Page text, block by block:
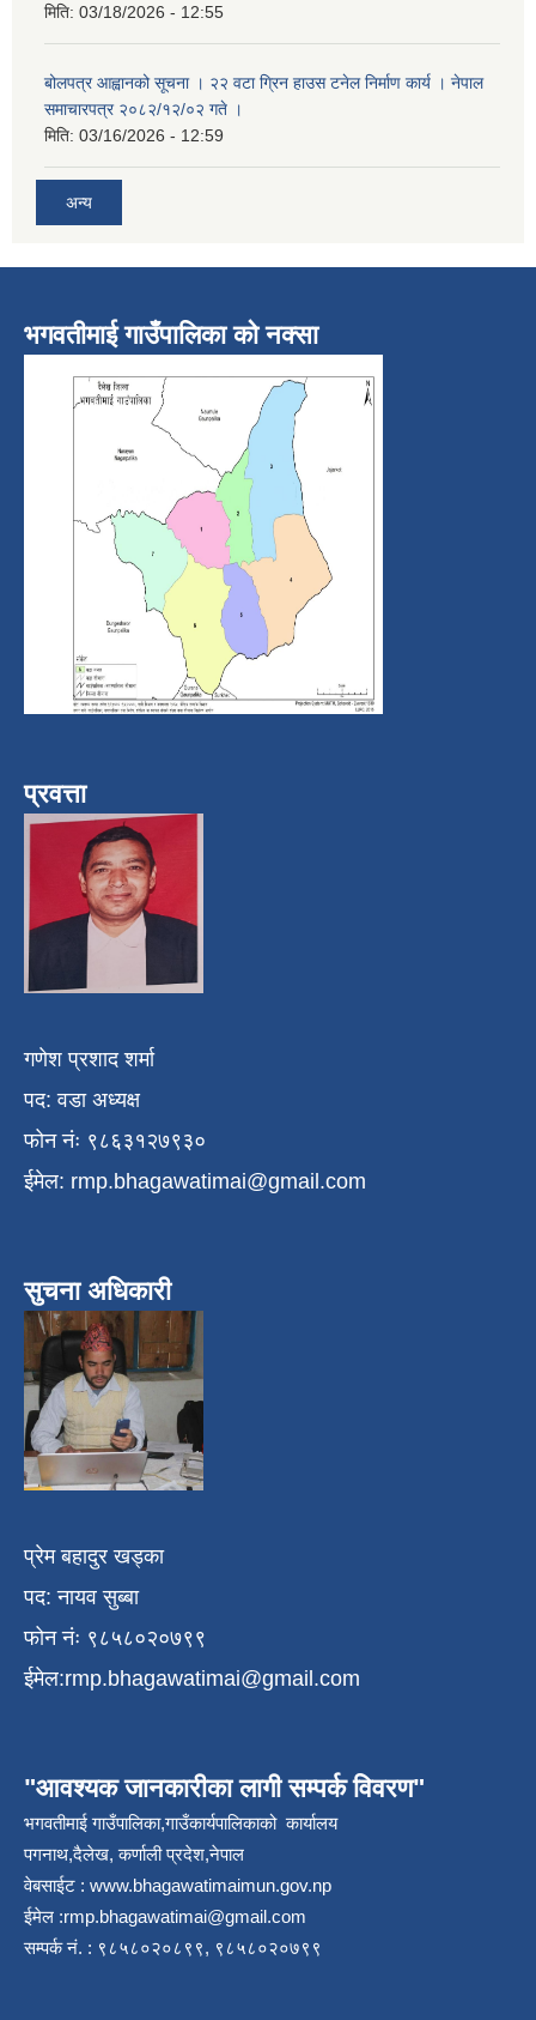
मिति: 03/18/2026 - 12:55
बोलपत्र आह्वानको सूचना । २२ वटा ग्रिन हाउस टनेल निर्माण कार्य । नेपाल
समाचारपत्र २०८२/१२/०२ गते ।
मिति: 03/16/2026 - 12:59
अन्य
भगवतीमाई गाउँपालिका को नक्सा
प्रवत्ता
गणेश प्रशाद शर्मा
पद: वडा अध्यक्ष
फोन नंः ९८६३१२७९३०
ईमेल: rmp.bhagawatimai@gmail.com
सुचना अधिकारी
प्रेम बहादुर खड्का
पद: नायव सुब्बा
फोन नंः ९८५८०२०७९९
ईमेल:rmp.bhagawatimai@gmail.com
"आवश्यक जानकारीका लागी सम्पर्क विवरण"
भगवतीमाई गाउँपालिका,गाउँकार्यपालिकाको कार्यालय
पगनाथ,दैलेख, कर्णाली प्रदेश,नेपाल
वेबसाईट : www.bhagawatimaimun.gov.np
ईमेल :rmp.bhagawatimai@gmail.com
सम्पर्क नं. : ९८५८०२०८९९, ९८५८०२०७९९